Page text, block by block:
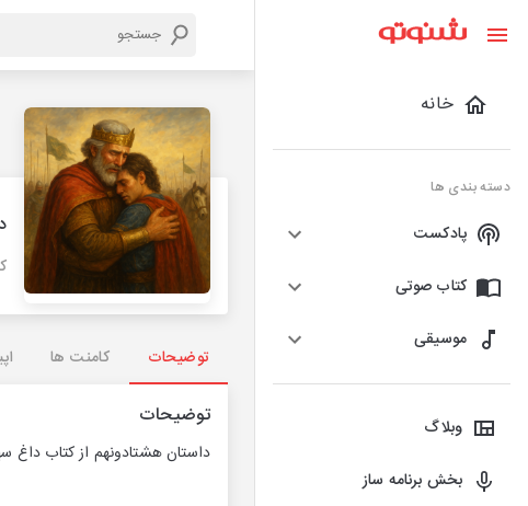
خانه
دسته بندی ها
پادکست
کتاب صوتی
موسیقی
وبلاگ
بخش برنامه ساز
توضیحات کامنت ها
توضیحات
داستان هشتادونهم از کتاب داغ